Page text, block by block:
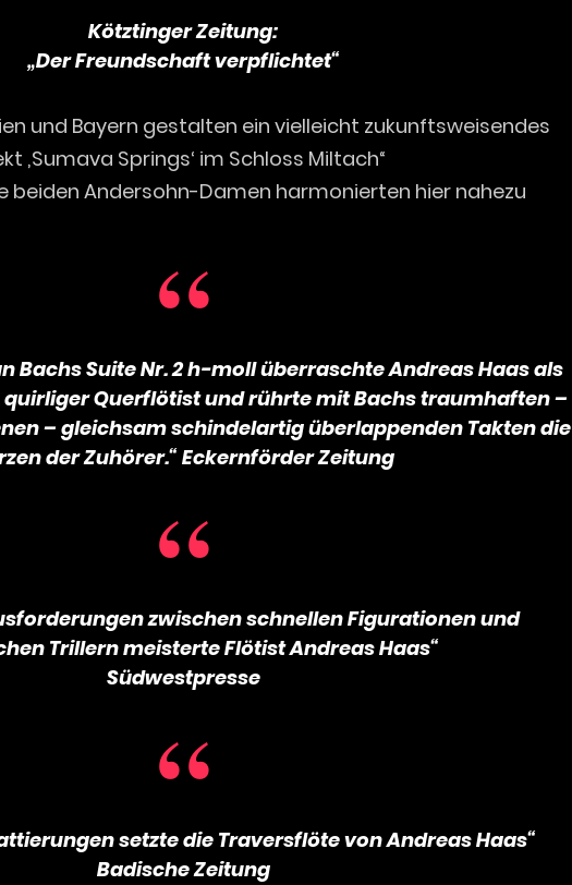
Kötztinger Zeitung:
„Der Freundschaft verpflichtet“
und Bayern gestalten ein vielleicht zukunftsweisendes
‚Sumava Springs‘ im Schloss Miltach“
beiden Andersohn-Damen harmonierten hier nahezu
Bachs Suite Nr. 2 h-moll überraschte Andreas Haas als
Querflötist und rührte mit Bachs traumhaften –
– gleichsam schindelartig überlappenden Takten die
der Zuhörer.“ Eckernförder Zeitung
zwischen schnellen Figurationen und
Trillern meisterte Flötist Andreas Haas“
Südwestpresse
setzte die Traversflöte von Andreas Haas“
Badische Zeitung